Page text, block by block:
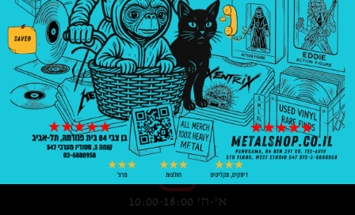
בניין פנורמה, בן צבי 84, ת"א קומה 5, סטודיו
547
03-6888958
א'-ה' 10:00-18:00